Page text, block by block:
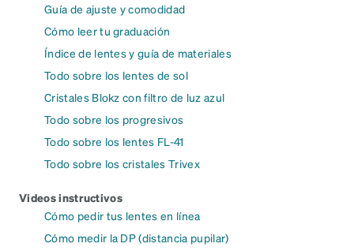
Guía de ajuste y comodidad
Cómo leer tu graduación
Índice de lentes y guía de materiales
Todo sobre los lentes de sol
Cristales Blokz con filtro de luz azul
Todo sobre los progresivos
Todo sobre los lentes FL-41
Todo sobre los cristales Trivex
Videos instructivos
Cómo pedir tus lentes en línea
Cómo medir la DP (distancia pupilar)